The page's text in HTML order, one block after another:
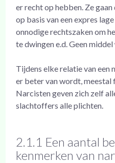
er recht op hebben. Ze
op basis van een expres
onnodige rechtszaken om
te dwingen e.d. Geen
Tijdens elke relatie van een
er beter van wordt, meestal
Narcisten geven zich zelf
slachtoffers alle plichten.
2.1.1 Een aantal
kenmerken van